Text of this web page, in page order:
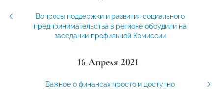
Вопросы поддержки и развития социального
предпринимательства в регионе обсудили на
заседании профильной Комиссии
16 Апреля 2021
Важное о финансах просто и доступно